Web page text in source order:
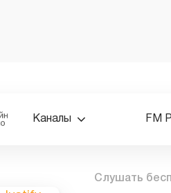
Каналы FM
Слушать